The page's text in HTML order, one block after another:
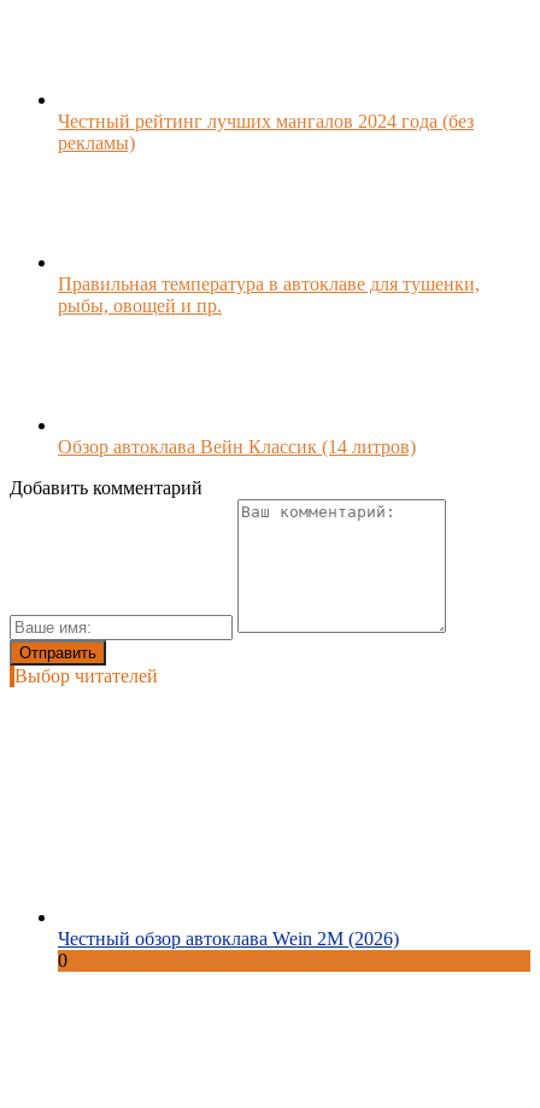
Честный рейтинг лучших мангалов 2024 года (без
рекламы)
Правильная температура в автоклаве для тушенки,
рыбы, овощей и пр.
Обзор автоклава Вейн Классик (14 литров)
Добавить комментарий
Выбор читателей
Честный обзор автоклава Wein 2M (2026)
0